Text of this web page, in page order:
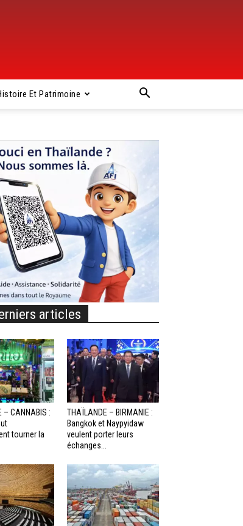
Et Patrimoine
articles
– CANNABIS :
tourner la
THAÏLANDE – BIRMANIE :
Bangkok et Naypyidaw
veulent porter leurs
échanges...